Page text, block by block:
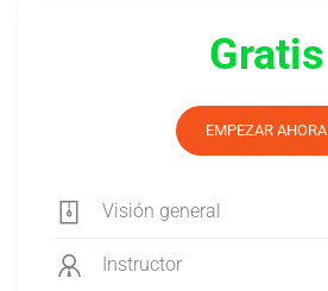
Gratis
EMPEZAR AHORA
Visión general
Instructor